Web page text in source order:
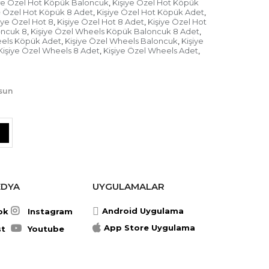
Köpük
gelen misafirlere hediye verilmesi hem
olarak saklanabilmesi için oldukça
özel köpük baloncuk çocuk partileri
bastırarak insanlara güzel bir
köpükle oynamayı çok sevdikleri için
Baloncuk
beri çocukların severek oynadıkları
Çocuğunuzun doğum günü için
baloncuk siparişinde altı adet
Hot Wheels kişiye özel köpük baloncuk
çocukların dikkatini çeker ve mutlu
Özel Hot Köpük Baloncuk, Kişiye Özel Hot Köpük
Özel Hot Köpük 8 Adet, Kişiye Özel Hot Köpük Adet,
Özel Hot 8, Kişiye Özel Hot 8 Adet, Kişiye Özel Hot
8, Kişiye Özel Wheels Köpük Baloncuk 8 Adet,
Köpük Adet, Kişiye Özel Wheels Baloncuk, Kişiye
Özel Wheels 8 Adet, Kişiye Özel Wheels Adet,
Instagram
Youtube
UYGULAMALAR
Android Uygulama
App Store Uygulama